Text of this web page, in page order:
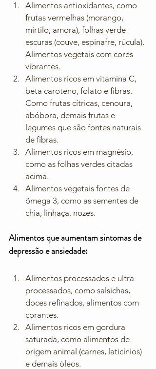
Alimentos antioxidantes, como
frutas vermelhas (morango,
mirtilo, amora), folhas verde
escuras (couve, espinafre, rúcula).
Alimentos vegetais com cores
vibrantes.
Alimentos ricos em vitamina C,
beta caroteno, folato e fibras.
Como frutas cítricas, cenoura,
abóbora, demais frutas e
legumes que são fontes naturais
de fibras.
Alimentos ricos em magnésio,
como as folhas verdes citadas
acima.
Alimentos vegetais fontes de
ômega 3, como as sementes de
chia, linhaça, nozes.
Alimentos que aumentam sintomas de
depressão e ansiedade:
Alimentos processados e ultra
processados, como salsichas,
doces refinados, alimentos com
corantes.
Alimentos ricos em gordura
saturada, como alimentos de
origem animal (carnes, laticínios)
e demais óleos.